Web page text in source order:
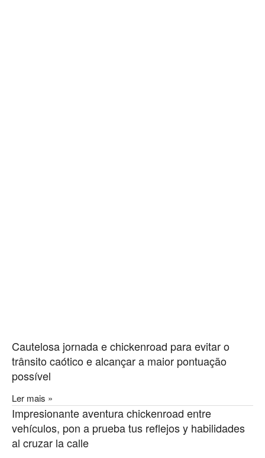
Cautelosa jornada e chickenroad para evitar o
trânsito caótico e alcançar a maior pontuação
possível
Ler mais »
Impresionante aventura chickenroad entre
vehículos, pon a prueba tus reflejos y habilidades
al cruzar la calle